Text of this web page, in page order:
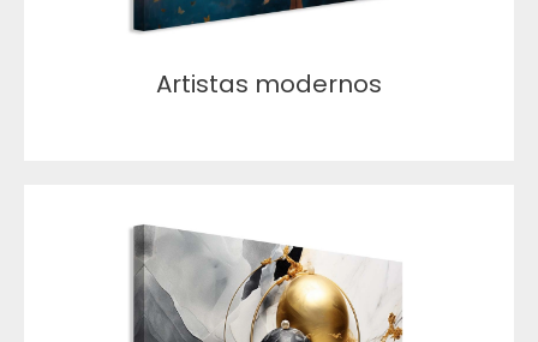
Artistas modernos